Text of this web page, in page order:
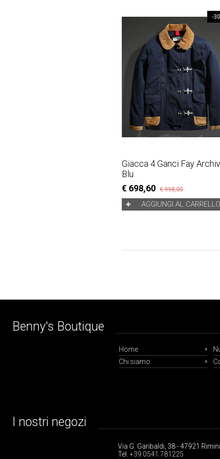
Giacca 4 Ganci Fay
Blu
€ 698,60 € 998,00
-
AGGIUNGI AL CARRELLO
Benny's Boutique
Home
Chi siamo
I nostri negozi
Via G. Garibaldi, 38 - 47921 Rimini
Tel. +39.0541.781225